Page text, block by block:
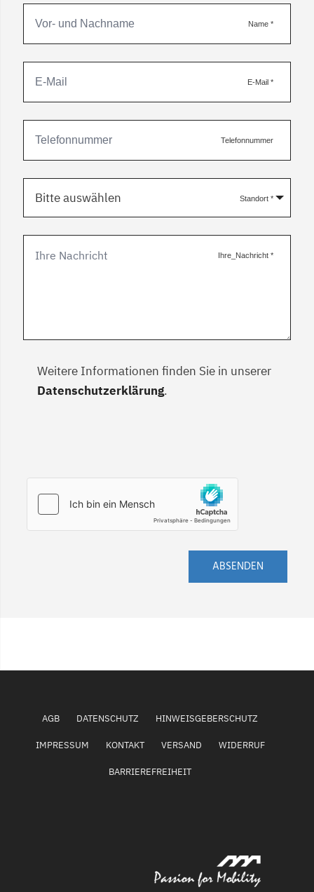
Name *
E-Mail *
Telefonnummer
Standort *
Bitte auswählen
Ihre_Nachricht *
Weitere Informationen finden Sie in unserer
Datenschutzerklärung.
ABSENDEN
AGB DATENSCHUTZ HINWEISGEBERSCHUTZ
IMPRESSUM KONTAKT VERSAND WIDERRUF
BARRIEREFREIHEIT